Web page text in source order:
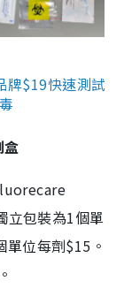
牌$19快速測試
立包裝為1個單
位每劑$15。